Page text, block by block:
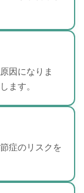
因になりま
ます。
症のリスクを